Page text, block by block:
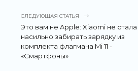
СЛЕДУЮЩАЯ СТАТЬЯ
Это вам не Apple: Xiaomi не стала
насильно забирать зарядку из
комплекта флагмана Mi 11 -
«Смартфоны»